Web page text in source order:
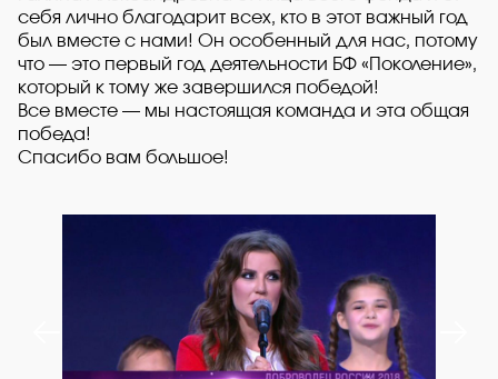
себя лично благодарит всех, кто в этот важный год
был вместе с нами! Он особенный для нас, потому
что — это первый год деятельности БФ «Поколение»,
который к тому же завершился победой!
Все вместе — мы настоящая команда и эта общая
победа!
Спасибо вам большое!